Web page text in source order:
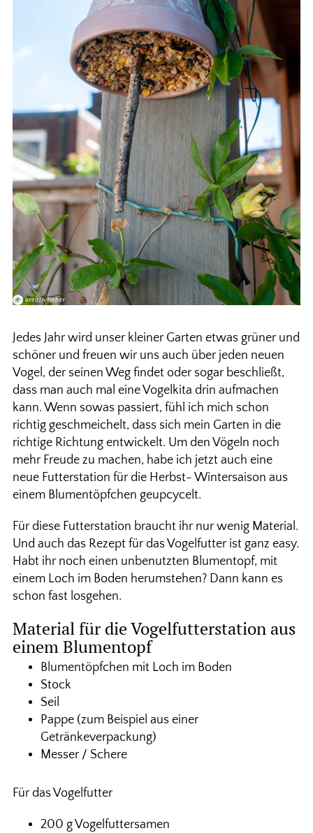
Jedes Jahr wird unser kleiner Garten etwas grüner und
schöner und freuen wir uns auch über jeden neuen
Vogel, der seinen Weg findet oder sogar beschließt,
dass man auch mal eine Vogelkita drin aufmachen
kann. Wenn sowas passiert, fühl ich mich schon
richtig geschmeichelt, dass sich mein Garten in die
richtige Richtung entwickelt. Um den Vögeln noch
mehr Freude zu machen, habe ich jetzt auch eine
neue Futterstation für die Herbst- Wintersaison aus
einem Blumentöpfchen geupcycelt.
Für diese Futterstation braucht ihr nur wenig Material.
Und auch das Rezept für das Vogelfutter ist ganz easy.
Habt ihr noch einen unbenutzten Blumentopf, mit
einem Loch im Boden herumstehen? Dann kann es
schon fast losgehen.
Material für die Vogelfutterstation aus
einem Blumentopf
Blumentöpfchen mit Loch im Boden
Stock
Seil
Pappe (zum Beispiel aus einer
Getränkeverpackung)
Messer / Schere
Für das Vogelfutter
200 g Vogelfuttersamen